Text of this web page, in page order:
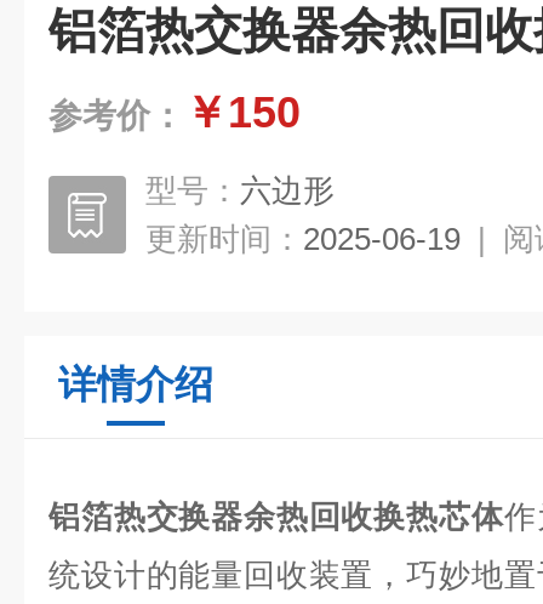
铝箔热交换器余热回
参考价： ￥150
型号： 六边形
更新时间： 2025-06-19 | 阅
详情介绍
铝箔热交换器余热回收换热芯体
统设计的能量回收装置，巧妙地